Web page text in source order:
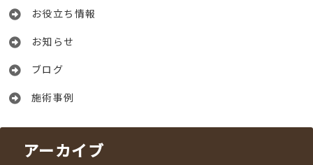
お役立ち情報
お知らせ
ブログ
施術事例
アーカイブ